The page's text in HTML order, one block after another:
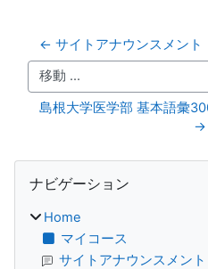
← サイトアナウンスメント
移動 ...
島根大学医学部 基本語彙
→
ブロック
ナビゲーション
Home
マイコース
サイトアナウンスメント